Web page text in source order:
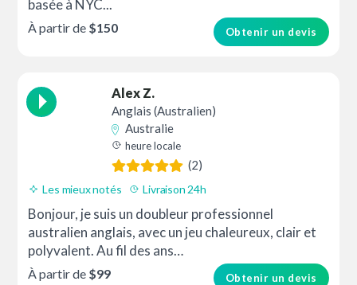
basée à NYC...
Obtenir un devis
À partir de $150
Alex Z.
Anglais (Australien)
Australie
heure locale
(2)
Les mieux notés Livraison 24h
Bonjour, je suis un doubleur professionnel
australien anglais, avec un jeu chaleureux, clair et
polyvalent. Au fil des ans…
Obtenir un devis
À partir de $99